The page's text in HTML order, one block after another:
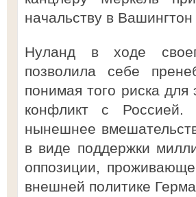
начальству в
Нуланд в ходе
позволила себе
понимая того риска для
конфликт с
нынешнее
в виде поддержки
оппозиции,
внешней политике